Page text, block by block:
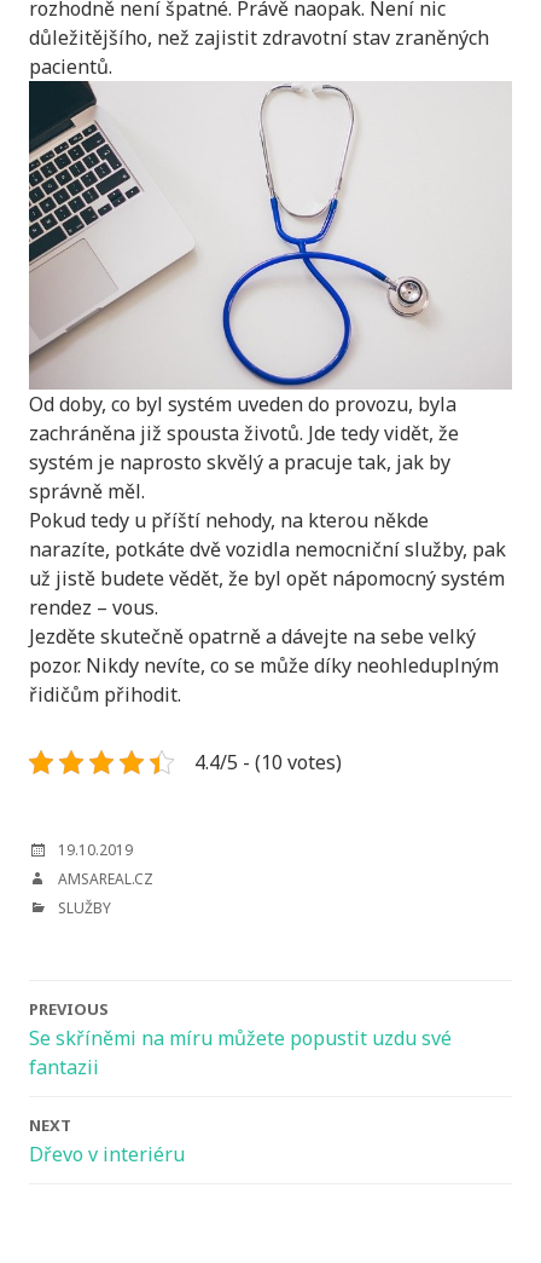
rozhodně není špatné. Právě naopak. Není nic
důležitějšího, než zajistit zdravotní stav zraněných
pacientů.
Od doby, co byl systém uveden do provozu, byla
zachráněna již spousta životů. Jde tedy vidět, že
systém je naprosto skvělý a pracuje tak, jak by
správně měl.
Pokud tedy u příští nehody, na kterou někde
narazíte, potkáte dvě vozidla nemocniční služby, pak
už jistě budete vědět, že byl opět nápomocný systém
rendez – vous.
Jezděte skutečně opatrně a dávejte na sebe velký
pozor. Nikdy nevíte, co se může díky neohleduplným
řidičům přihodit.
4.4/5 - (10 votes)
POSTED
19.10.2019
AUTHOR
AMSAREAL.CZ
CATEGORIES
SLUŽBY
Post
navigation
PREVIOUS
Se skříněmi na míru můžete popustit uzdu své
fantazii
NEXT
Dřevo v interiéru